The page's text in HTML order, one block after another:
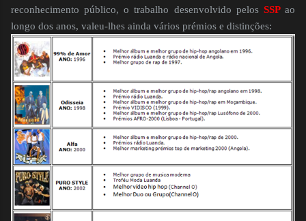
reconhecimento público, o trabalho desenvolvido pelos SSPao
longo dos anos, valeu-lhes ainda vários prémios e distinções: